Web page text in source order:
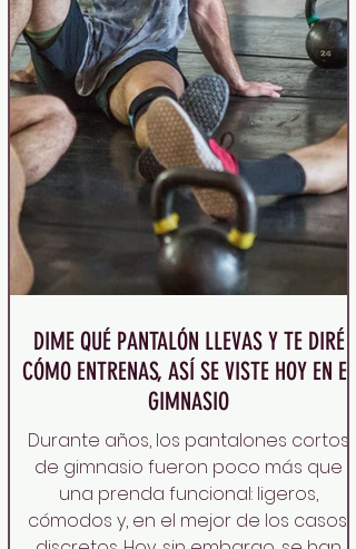
DIME QUÉ PANTALÓN LLEVAS Y TE DIRÉ
CÓMO ENTRENAS, ASÍ SE VISTE HOY EN EL
GIMNASIO
Durante años, los pantalones cortos
de gimnasio fueron poco más que
una prenda funcional: ligeros,
cómodos y, en el mejor de los casos,